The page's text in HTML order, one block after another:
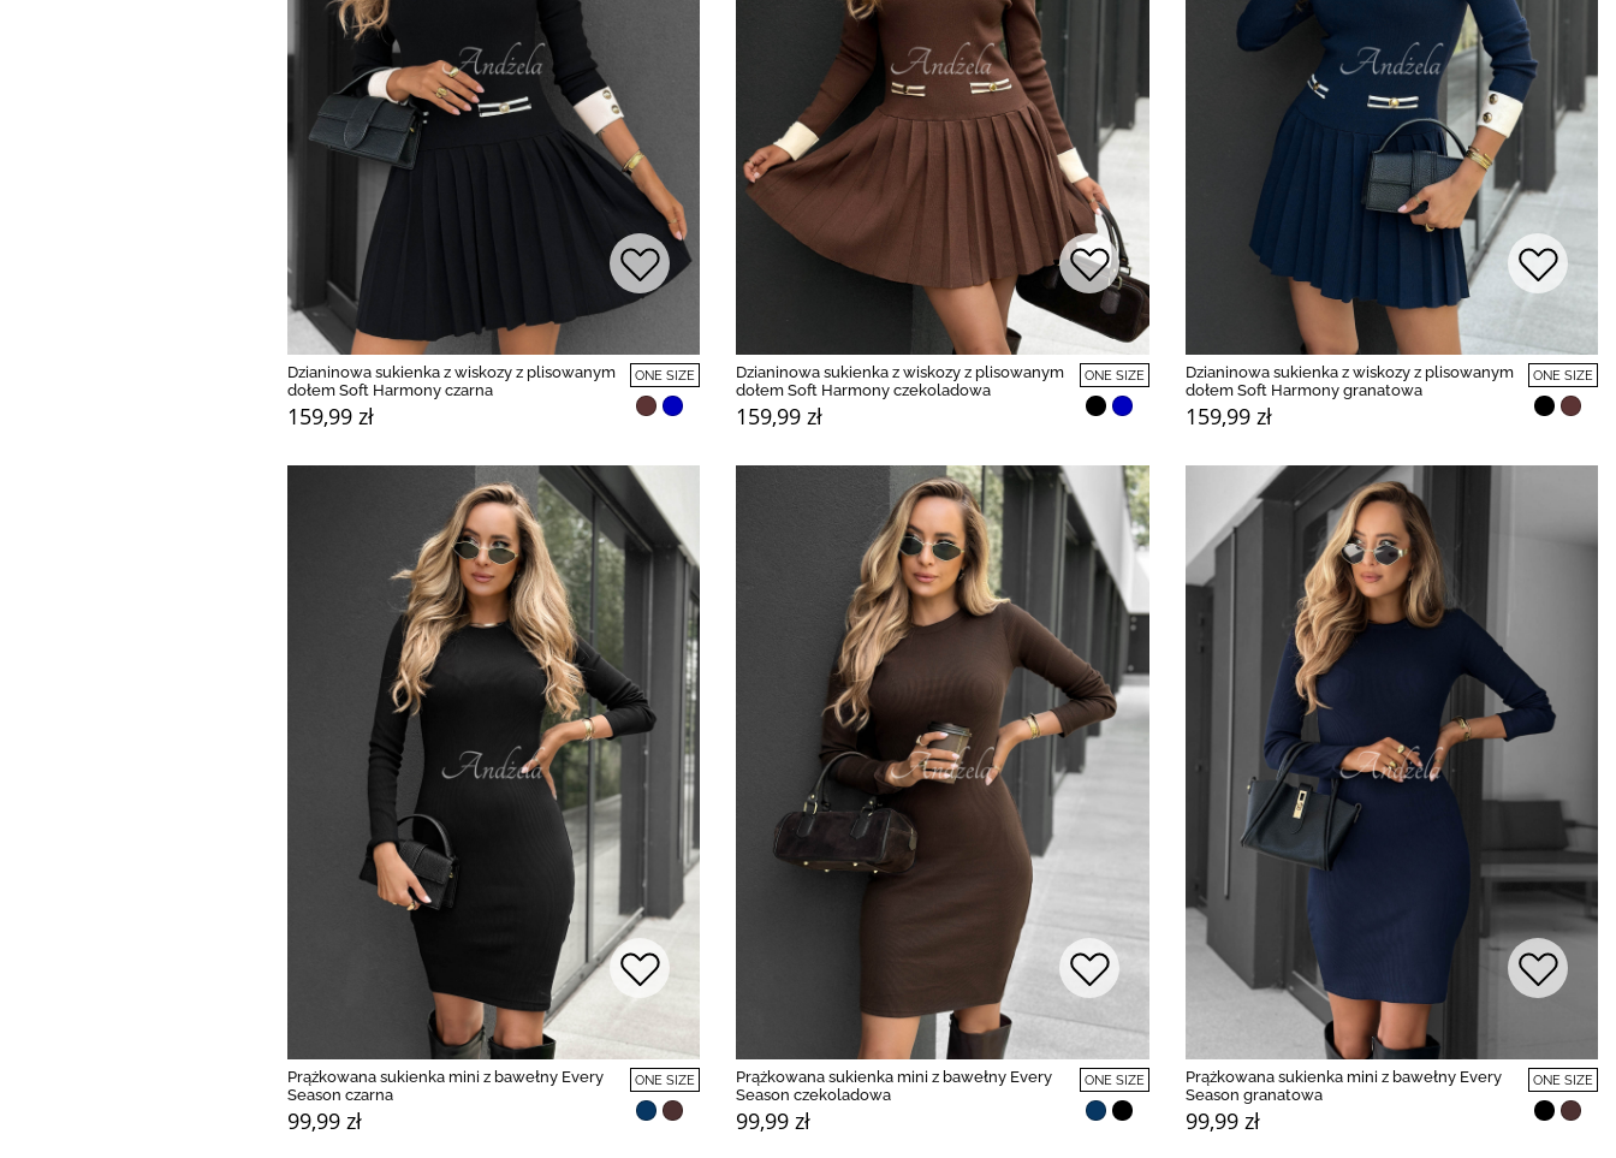
Dzianinowa sukienka z wiskozy z plisowanym
dołem Soft Harmony czarna
159,99 zł
ONE SIZE
Dzianinowa sukienka z wiskozy z plisowanym
dołem Soft Harmony czekoladowa
159,99 zł
ONE SIZE
Dzianinowa sukienka z wiskozy z plisowanym
dołem Soft Harmony granatowa
159,99 zł
ONE SIZE
Prążkowana sukienka mini z bawełny Every
Season czarna
99,99 zł
ONE SIZE
Prążkowana sukienka mini z bawełny Every
Season czekoladowa
99,99 zł
ONE SIZE
Prążkowana sukienka mini z bawełny Every
Season granatowa
99,99 zł
ONE SIZE